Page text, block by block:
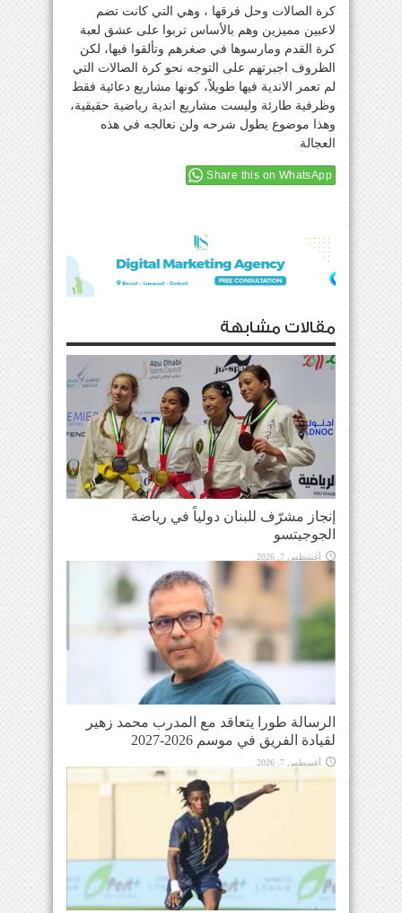
كرة الصالات وحل فرقها ، وهي التي كانت تضم
لاعبين مميزين وهم بالأساس تربوا على عشق لعبة
كرة القدم ومارسوها في صغرهم وتألقوا فيها، لكن
الظروف اجبرتهم على التوجه نحو كرة الصالات التي
لم تعمر الاندية فيها طويلاً، كونها مشاريع دعائية فقط
وظرفية طارئة وليست مشاريع اندية رياضية حقيقية،
وهذا موضوع يطول شرحه ولن نعالجه في هذه
العجالة
Share this on WhatsApp
مقالات مشابهة
إنجاز مشرّف للبنان دولياً في رياضة
الجوجيتسو
أغسطس 7, 2026
الرسالة طورا يتعاقد مع المدرب محمد زهير
لقيادة الفريق في موسم 2026-2027
أغسطس 7, 2026